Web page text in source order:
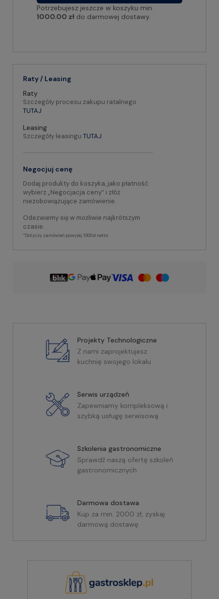
Potrzebujesz jeszcze w koszyku min.
1000.00 zł do darmowej dostawy.
Raty / Leasing
Raty
Szczegóły procesu zakupu ratalnego
TUTAJ
Leasing
Szczegóły leasingu TUTAJ
Negocjuj cenę
Dodaj produkty do koszyka, jako płatność
wybierz „Negocjacja ceny” i złóż
niezobowiązujące zamówienie.
Odezwiemy się w możliwie najkrótszym
czasie.
*Dotyczy zamówień powyżej 1000zł netto
Projekty Technologiczne
Z nami zaprojektujesz
kuchnię swojego lokalu
Serwis urządzeń
Zapewniamy kompleksową i
szybką usługę serwisową
Szkolenia gastronomiczne
Sprawdź naszą ofertę szkoleń
gastronomicznych
Darmowa dostawa
Kup za min. 2000 zł, zyskaj
darmową dostawę